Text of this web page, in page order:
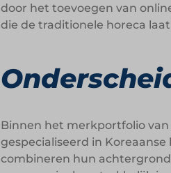
door het toevoegen van
die de traditionele horeca
Binnen het merkportfolio van
gespecialiseerd in
combineren hun